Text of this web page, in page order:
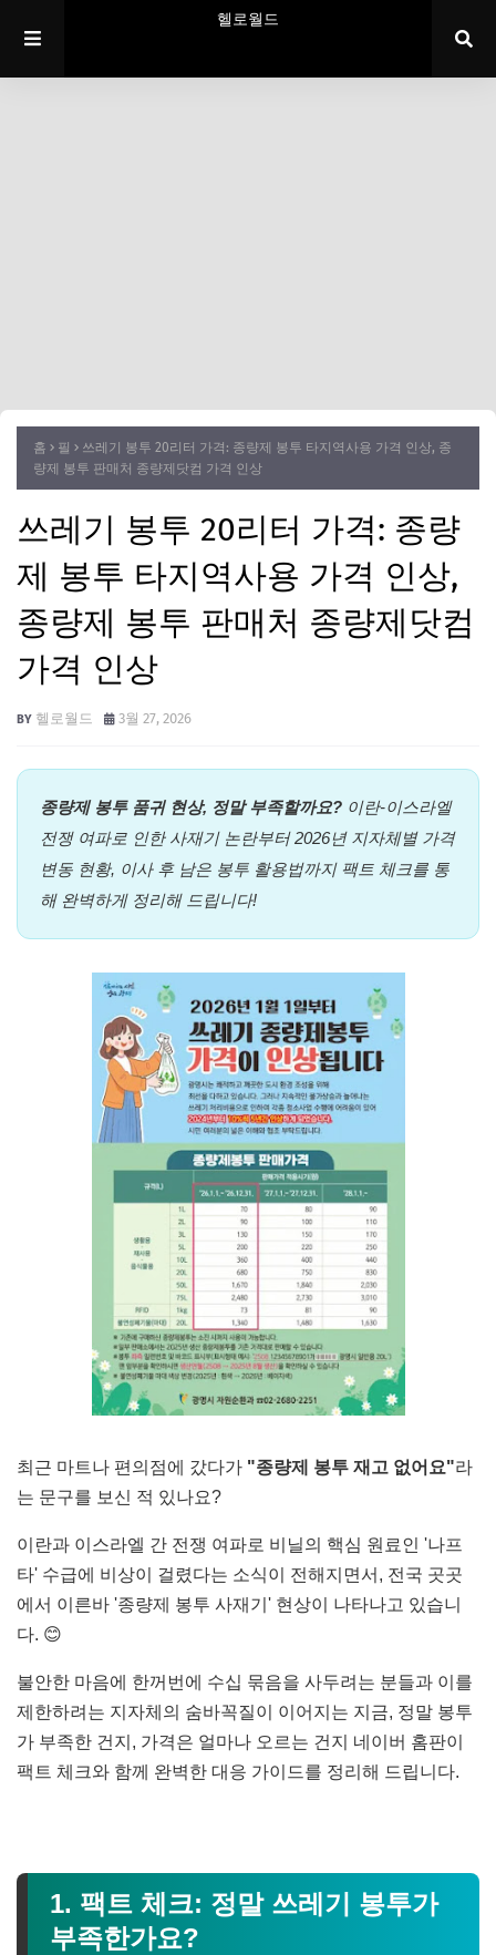
헬로월드
홈 필
쓰레기 봉투 20리터 가격: 종량제 봉투 타지역사용 가격 인상, 종
량제 봉투 판매처 종량제닷컴 가격 인상
쓰레기 봉투 20리터 가격: 종량
제 봉투 타지역사용 가격 인상,
종량제 봉투 판매처 종량제닷컴
가격 인상
헬로월드 3월 27, 2026
종량제 봉투 품귀 현상, 정말 부족할까요? 이란-이스라엘
전쟁 여파로 인한 사재기 논란부터 2026년 지자체별 가격
변동 현황, 이사 후 남은 봉투 활용법까지 팩트 체크를 통
해 완벽하게 정리해 드립니다!
최근 마트나 편의점에 갔다가 "종량제 봉투 재고 없어요"라
는 문구를 보신 적 있나요?
이란과 이스라엘 간 전쟁 여파로 비닐의 핵심 원료인 '나프
타' 수급에 비상이 걸렸다는 소식이 전해지면서, 전국 곳곳
에서 이른바 '종량제 봉투 사재기' 현상이 나타나고 있습니
다. 😊
불안한 마음에 한꺼번에 수십 묶음을 사두려는 분들과 이를
제한하려는 지자체의 숨바꼭질이 이어지는 지금, 정말 봉투
가 부족한 건지, 가격은 얼마나 오르는 건지 네이버 홈판이
팩트 체크와 함께 완벽한 대응 가이드를 정리해 드립니다.
1. 팩트 체크: 정말 쓰레기 봉투가
부족한가요?